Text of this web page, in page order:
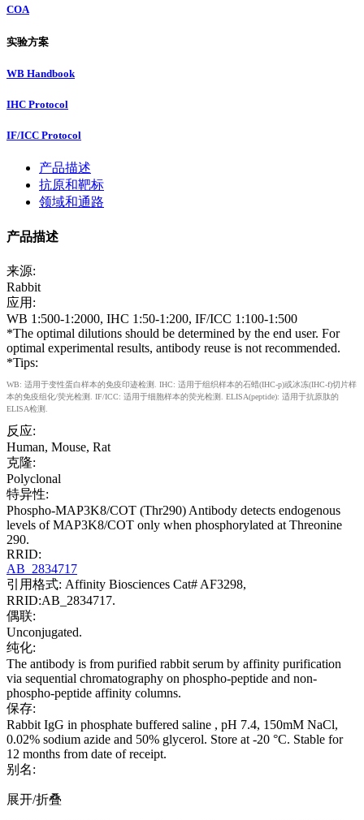
COA
实验方案
WB Handbook
IHC Protocol
IF/ICC Protocol
产品描述
抗原和靶标
领域和通路
产品描述
来源:
Rabbit
应用:
WB 1:500-1:2000, IHC 1:50-1:200, IF/ICC 1:100-1:500
*The optimal dilutions should be determined by the end user. For
optimal experimental results, antibody reuse is not recommended.
*Tips:
WB: 适用于变性蛋白样本的免疫印迹检测. IHC: 适用于组织样本的石蜡(IHC-p)或冰冻(IHC-f)切片样
本的免疫组化/荧光检测. IF/ICC: 适用于细胞样本的荧光检测. ELISA(peptide): 适用于抗原肽的
ELISA检测.
反应:
Human, Mouse, Rat
克隆:
Polyclonal
特异性:
Phospho-MAP3K8/COT (Thr290) Antibody detects endogenous
levels of MAP3K8/COT only when phosphorylated at Threonine
290.
RRID:
AB_2834717
引用格式: Affinity Biosciences Cat# AF3298,
RRID:AB_2834717.
偶联:
Unconjugated.
纯化:
The antibody is from purified rabbit serum by affinity purification
via sequential chromatography on phospho-peptide and non-
phospho-peptide affinity columns.
保存:
Rabbit IgG in phosphate buffered saline , pH 7.4, 150mM NaCl,
0.02% sodium azide and 50% glycerol. Store at -20 °C. Stable for
12 months from date of receipt.
别名:
展开/折叠